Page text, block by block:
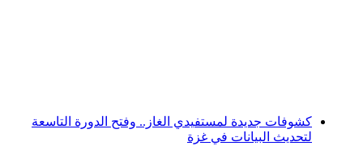
كشوفات جديدة لمستفيدي الغاز.. وفتح الدورة التاسعة
لتحديث البيانات في غزة